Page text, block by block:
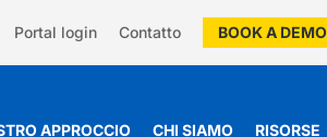
Portal login Contatto BOOK A DEMO
APPROCCIO CHI SIAMO RISORSE